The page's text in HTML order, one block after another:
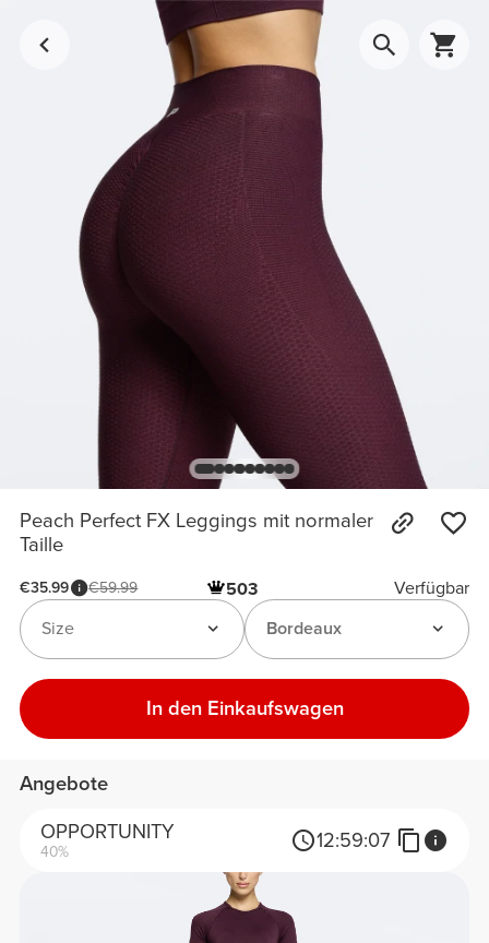
Peach Perfect FX Leggings mit normaler
Taille
€35.99 €59.99 503
Verfügbar
Bordeaux
Size
In den Einkaufswagen
Angebote
OPPORTUNITY
40% 12:59:07